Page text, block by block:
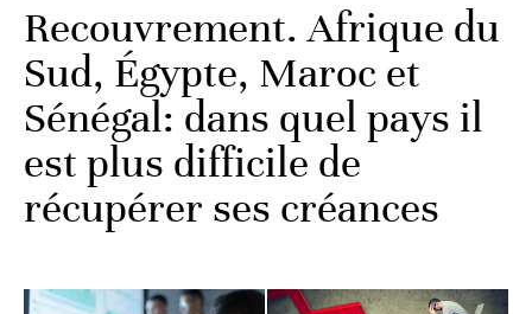
Recouvrement. Afrique du
Sud, Égypte, Maroc et
Sénégal: dans quel pays il
est plus difficile de
récupérer ses créances